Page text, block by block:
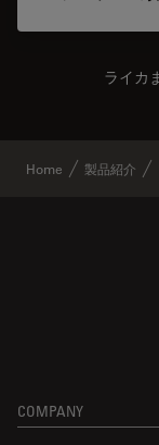
ライカ
Home 製品紹介
COMPANY